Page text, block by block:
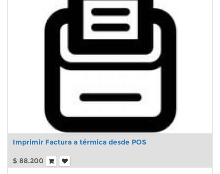
Imprimir Factura a térmica desde POS
$ 88.200